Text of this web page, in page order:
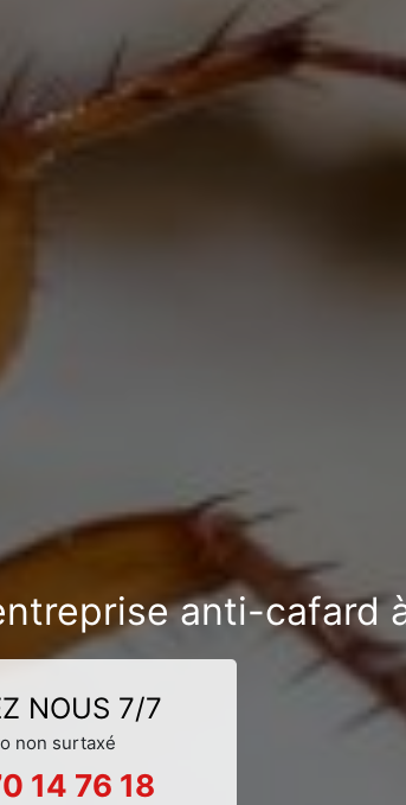
anti-cafard
NOUS 7/7
non surtaxé
14 76 18